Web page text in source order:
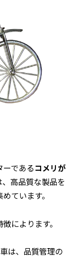
ーであるコメリが
高品質な製品を
ています。
によります。
は、品質管理の